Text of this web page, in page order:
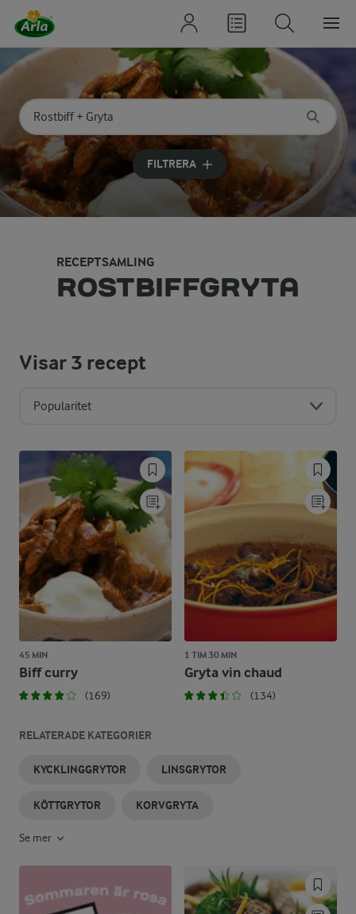
Sök på kategori eller ingrediens
Skriv in sökord för att få förslag
FILTRERA
RECEPTSAMLING
ROSTBIFFGRYTA
Visar3 recept
Popularitet
45 MIN
Biff curry
(169)
1 TIM 30 MIN
Gryta vin chaud
(134)
RELATERADE KATEGORIER
KYCKLINGGRYTOR LINSGRYTOR
KÖTTGRYTOR KORVGRYTA
Se mer